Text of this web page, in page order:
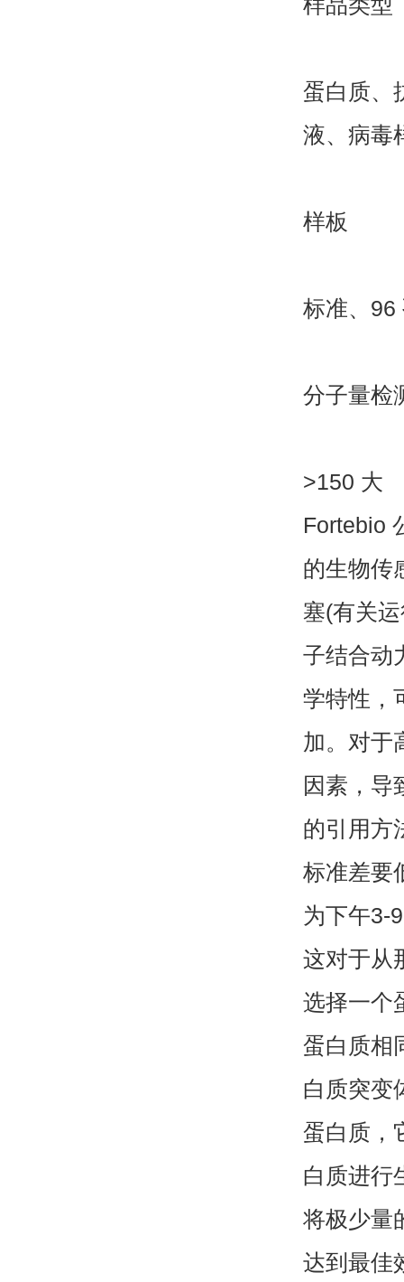
蛋白质、
液、病毒
样板
标准、 96
分子量检
>150 大
Fortebio
的生物传
塞(有关
子结合动
学特性，
加。对于
因素，导
的引用方
标准差要
为下午3-9
这对于从
选择一个
蛋白质相
白质突变
蛋白质，
白质进行
将极少量
达到最佳